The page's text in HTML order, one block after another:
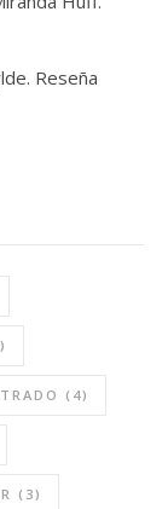
Reseña
(4)
(3)